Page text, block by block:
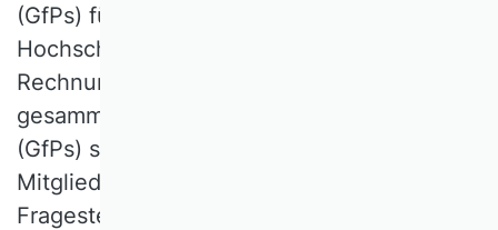
(GfPs) für Hochschullehrerinnen und
Hochschullehrer der Betriebswirtschaft
Rechnung tragen möchte. Die
gesammelten "guten fachlichen Praktiken"
(GfPs) sollen beschreiben, wie VHB-
Mitglieder mit unterschiedlichen
Fragestellungen des Berufsalltags in